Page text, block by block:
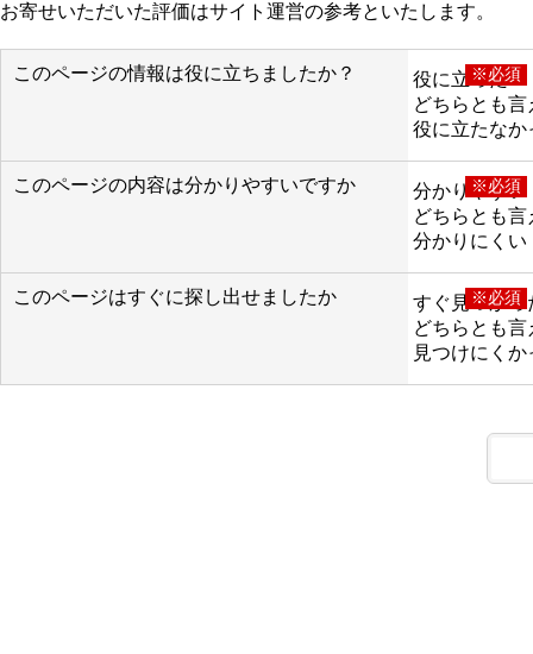
お寄せいただいた評価はサイト運営の参考といたします。
このページの情報は役に立ちましたか？ ※必須
役に立った
どちらとも言
役に立たなか
このページの内容は分かりやすいですか ※必須
分かりやすい
どちらとも言
分かりにくい
このページはすぐに探し出せましたか ※必須
すぐ見つかっ
どちらとも言
見つけにくか